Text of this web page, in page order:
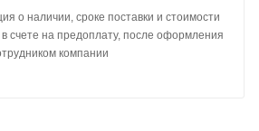
о наличии, сроке поставки и стоимости
в счете на предоплату, после оформления
компании